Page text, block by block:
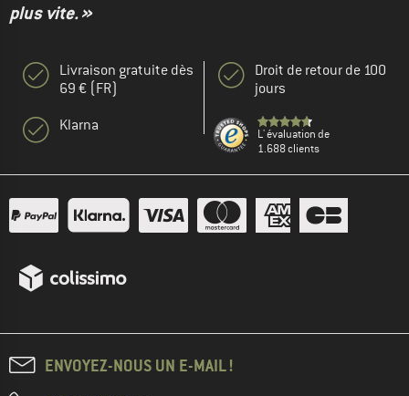
plus vite. »
Livraison gratuite dès
69 € (FR)
Klarna
Droit de retour de 100
jours
L' évaluation de
1.688 clients
ENVOYEZ-NOUS UN E-MAIL !